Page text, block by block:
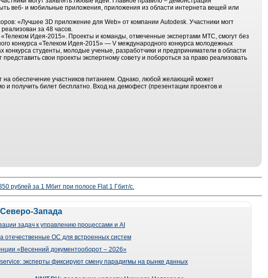
веб- и мобильные приложения, приложения из области интернета вещей или
«Лучшее 3D приложение для Web» от компании Autodesk. Участники могт
за 48 часов.
Идея-2015». Проекты и команды, отмеченные экспертами МТС, смогут без
конкурса «Телеком Идея-2015» — V международного конкурса молодежных
студенты, молодые ученые, разработчики и предприниматели в области
свои проекты экспертному совету и побороться за право реализовать
на обеспечение участников питанием. Однако, любой желающий может
и получить билет бесплатно. Вход на демофест (презентации проектов и
рублей за 1 Мбит при полосе Flat 1 Гбит/с.
Запада
задач к управлению процессами и AI
отечественные ОС для встроенных систем
«Весенний документооборот – 2026»
эксперты фиксируют смену парадигмы на рынке данных